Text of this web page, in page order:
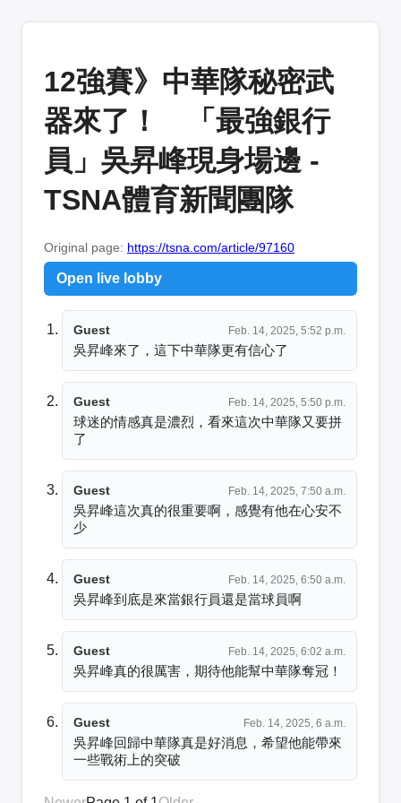
12強賽》中華隊秘密武
器來了！ 「最強銀行
員」吳昇峰現身場邊 -
TSNA體育新聞團隊
Original page: https://tsna.com/article/97160
Open live lobby
Guest Feb. 14, 2025, 5:52 p.m.
吳昇峰來了，這下中華隊更有信心了
Guest Feb. 14, 2025, 5:50 p.m.
球迷的情感真是濃烈，看來這次中華隊又要拼
了
Guest Feb. 14, 2025, 7:50 a.m.
吳昇峰這次真的很重要啊，感覺有他在心安不
少
Guest Feb. 14, 2025, 6:50 a.m.
吳昇峰到底是來當銀行員還是當球員啊
Guest Feb. 14, 2025, 6:02 a.m.
吳昇峰真的很厲害，期待他能幫中華隊奪冠！
Guest Feb. 14, 2025, 6 a.m.
吳昇峰回歸中華隊真是好消息，希望他能帶來
一些戰術上的突破